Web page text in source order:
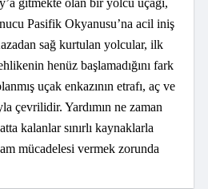
gitmekte olan bir yolcu uçağı,
Pasifik Okyanusu’na acil iniş
sağ kurtulan yolcular, ilk
henüz başlamadığını fark
uçak enkazının etrafı, aç ve
çevrilidir. Yardımın ne zaman
kalanlar sınırlı kaynaklarla
mücadelesi vermek zorunda